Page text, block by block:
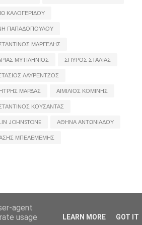
ΚΑΛΟΓΕΡΙΔΟΥ
ΠΑΠΑΔΟΠΟΥΛΟΥ
ΜΑΡΓΕΛΗΣ
ΜΥΤΙΛΗΝΙΟΣ
ΣΠΥΡΟΣ ΣΤΑΛΙΑΣ
ΛΑΥΡΕΝΤΖΟΣ
ΜΑΡΔΑΣ
ΑΙΜΙΛΙΟΣ ΚΟΜΙΝΗΣ
ΚΟΥΣΑΝΤΑΣ
JOHNSTONE
ΑΘΗΝΑ ΑΝΤΩΝΙΑΔΟΥ
ΜΠΕΛΕΜΕΜΗΣ
συντακτών τους και δε σημαίνει πως τα
e-mail
agent
usage
LEARN MORE GOT IT